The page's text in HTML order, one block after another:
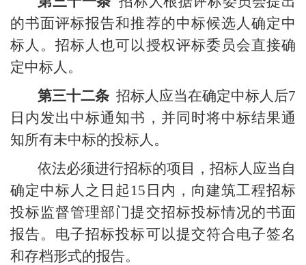
的书面评标报告和推荐的中标候选人确定中
标人。招标人也可以授权评标委员会直接确
定中标人。
第三十二条 招标人应当在确定中标人后7
日内发出中标通知书，并同时将中标结果通
知所有未中标的投标人。
依法必须进行招标的项目，招标人应当自
确定中标人之日起 15 日内，向建筑工程招标
投标监督管理部门提交招标投标情况的书面
报告。电子招标投标可以提交符合电子签名
和存档形式的报告。